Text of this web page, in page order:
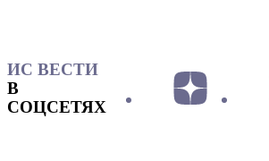
ИС ВЕСТИ
В
СОЦСЕТЯХ